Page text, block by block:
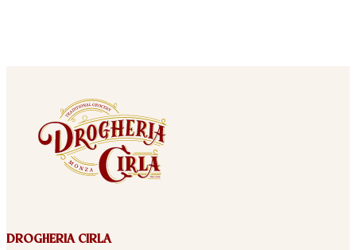
DROGHERIA CIRLA